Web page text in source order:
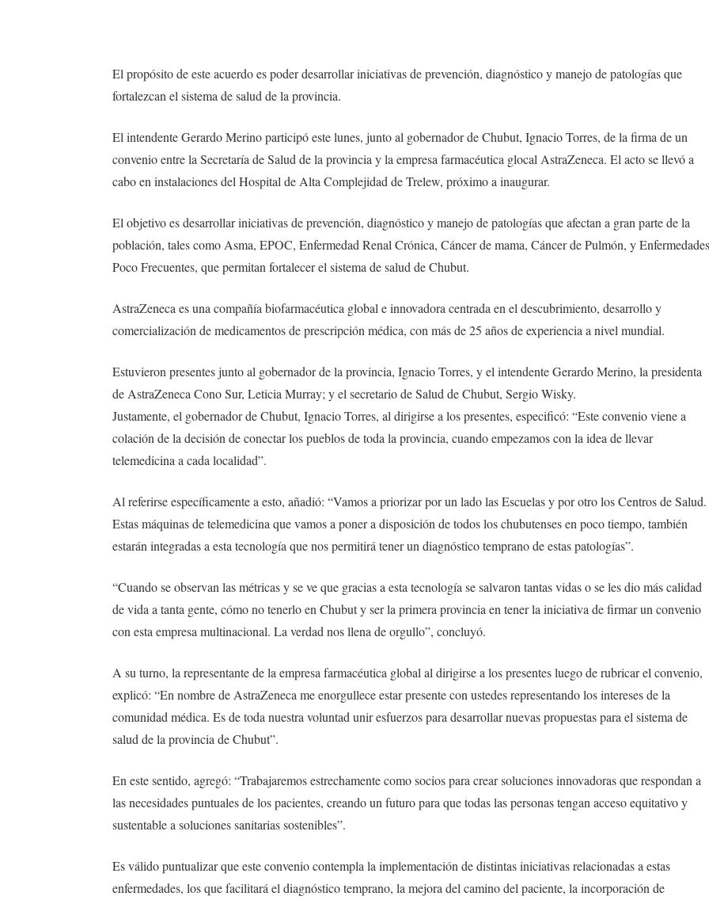
El propósito de este acuerdo es poder desarrollar iniciativas de prevención, diagnóstico y manejo de patologías que
fortalezcan el sistema de salud de la provincia.
El intendente Gerardo Merino participó este lunes, junto al gobernador de Chubut, Ignacio Torres, de la firma de un
convenio entre la Secretaría de Salud de la provincia y la empresa farmacéutica glocal AstraZeneca. El acto se llevó a
cabo en instalaciones del Hospital de Alta Complejidad de Trelew, próximo a inaugurar.
El objetivo es desarrollar iniciativas de prevención, diagnóstico y manejo de patologías que afectan a gran parte de la
población, tales como Asma, EPOC, Enfermedad Renal Crónica, Cáncer de mama, Cáncer de Pulmón, y Enfermedades
Poco Frecuentes, que permitan fortalecer el sistema de salud de Chubut.
AstraZeneca es una compañía biofarmacéutica global e innovadora centrada en el descubrimiento, desarrollo y
comercialización de medicamentos de prescripción médica, con más de 25 años de experiencia a nivel mundial.
Estuvieron presentes junto al gobernador de la provincia, Ignacio Torres, y el intendente Gerardo Merino, la presidenta
de AstraZeneca Cono Sur, Leticia Murray; y el secretario de Salud de Chubut, Sergio Wisky.
Justamente, el gobernador de Chubut, Ignacio Torres, al dirigirse a los presentes, especificó: “Este convenio viene a
colación de la decisión de conectar los pueblos de toda la provincia, cuando empezamos con la idea de llevar
telemedicina a cada localidad”.
Al referirse específicamente a esto, añadió: “Vamos a priorizar por un lado las Escuelas y por otro los Centros de Salud.
Estas máquinas de telemedicina que vamos a poner a disposición de todos los chubutenses en poco tiempo, también
estarán integradas a esta tecnología que nos permitirá tener un diagnóstico temprano de estas patologías”.
“Cuando se observan las métricas y se ve que gracias a esta tecnología se salvaron tantas vidas o se les dio más calidad
de vida a tanta gente, cómo no tenerlo en Chubut y ser la primera provincia en tener la iniciativa de firmar un convenio
con esta empresa multinacional. La verdad nos llena de orgullo”, concluyó.
A su turno, la representante de la empresa farmacéutica global al dirigirse a los presentes luego de rubricar el convenio,
explicó: “En nombre de AstraZeneca me enorgullece estar presente con ustedes representando los intereses de la
comunidad médica. Es de toda nuestra voluntad unir esfuerzos para desarrollar nuevas propuestas para el sistema de
salud de la provincia de Chubut”.
En este sentido, agregó: “Trabajaremos estrechamente como socios para crear soluciones innovadoras que respondan a
las necesidades puntuales de los pacientes, creando un futuro para que todas las personas tengan acceso equitativo y
sustentable a soluciones sanitarias sostenibles”.
Es válido puntualizar que este convenio contempla la implementación de distintas iniciativas relacionadas a estas
enfermedades, los que facilitará el diagnóstico temprano, la mejora del camino del paciente, la incorporación de